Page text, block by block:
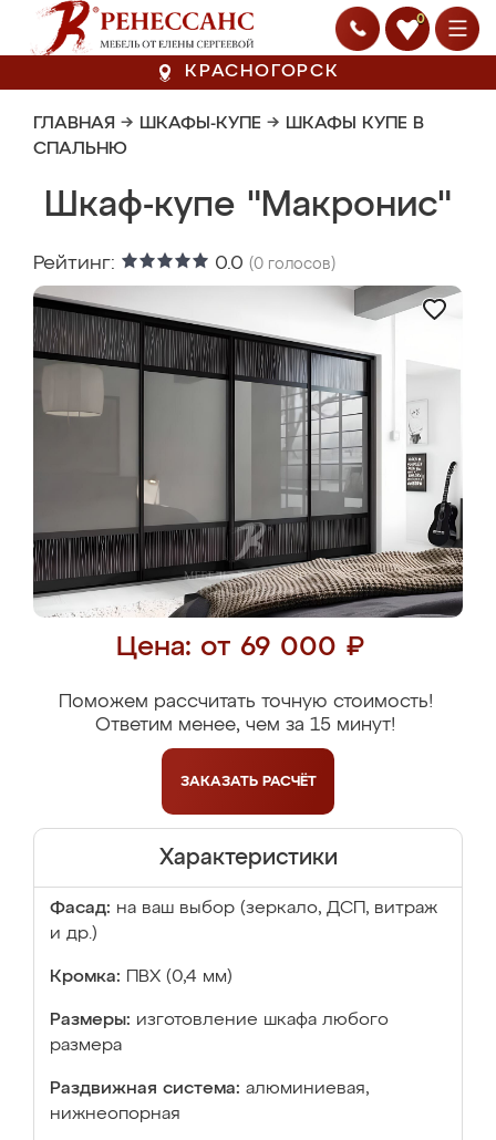
0
КРАСНОГОРСК
ГЛАВНАЯ → ШКАФЫ-КУПЕ → ШКАФЫ КУПЕ В
СПАЛЬНЮ
Шкаф-купе "Макронис"
Рейтинг: 0.0 (0 голосов)
Цена: от 69 000 ₽
Поможем рассчитать точную стоимость!
Ответим менее, чем за 15 минут!
ЗАКАЗАТЬ РАСЧЁТ
Характеристики
Фасад: на ваш выбор (зеркало, ДСП, витраж
и др.)
Кромка: ПВХ (0,4 мм)
Размеры: изготовление шкафа любого
размера
Раздвижная система: алюминиевая,
нижнеопорная